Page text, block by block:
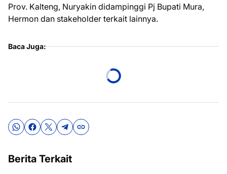
Prov. Kalteng, Nuryakin didampinggi Pj Bupati Mura,
Hermon dan stakeholder terkait lainnya.
Baca Juga:
Berita Terkait